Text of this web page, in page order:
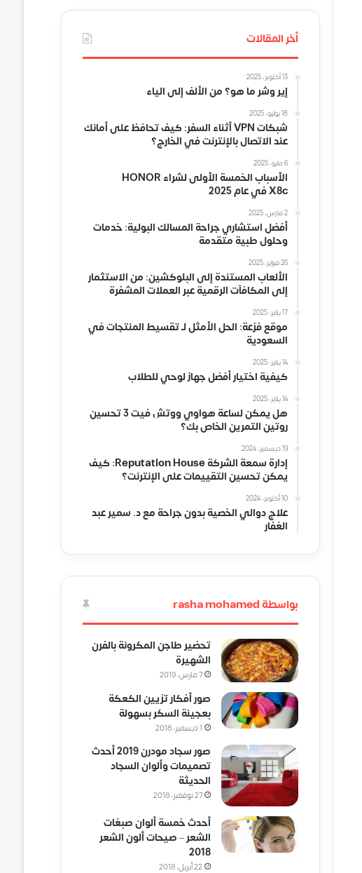
أخر المقالات
13 أكتوبر، 2025
إير وشر ما هو؟ من الألف إلى الياء
18 يوليو، 2025
شبكات VPN أثناء السفر: كيف تحافظ على أمانك
عند الاتصال بالإنترنت في الخارج؟
6 مايو، 2025
الأسباب الخمسة الأولى لشراء HONOR
X8c في عام 2025
2 مارس، 2025
أفضل استشاري جراحة المسالك البولية: خدمات
وحلول طبية متقدمة
26 فبراير، 2025
الألعاب المستندة إلى البلوكشين: من الاستثمار
إلى المكافآت الرقمية عبر العملات المشفرة
17 يناير، 2025
موقع فزعة: الحل الأمثل لـ تقسيط المنتجات في
السعودية
14 يناير، 2025
كيفية اختيار أفضل جهاز لوحي للطلاب
14 يناير، 2025
هل يمكن لساعة هواوي ووتش فيت 3 تحسين
روتين التمرين الخاص بك؟
19 ديسمبر، 2024
إدارة سمعة الشركة Reputation House: كيف
يمكن تحسين التقييمات على الإنترنت؟
10 أكتوبر، 2024
علاج دوالي الخصية بدون جراحة مع د. سمير عبد
الغفار
بواسطة rasha mohamed
تحضير طاجن المكرونة بالفرن
الشهيرة
7 مارس، 2019
صور أفكار تزيين الكعكة
بعجينة السكر بسهولة
1 ديسمبر، 2018
صور سجاد مودرن 2019 أحدث
تصميمات وألوان السجاد
الحديثة
27 نوفمبر، 2018
أحدث خمسة ألوان صبغات
الشعر – صيحات ألون الشعر
2018
22 أبريل، 2018